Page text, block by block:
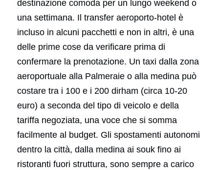
destinazione comoda per un lungo weekend o
una settimana. Il transfer aeroporto-hotel è
incluso in alcuni pacchetti e non in altri, è una
delle prime cose da verificare prima di
confermare la prenotazione. Un taxi dalla zona
aeroportuale alla Palmeraie o alla medina può
costare tra i 100 e i 200 dirham (circa 10-20
euro) a seconda del tipo di veicolo e della
tariffa negoziata, una voce che si somma
facilmente al budget. Gli spostamenti autonomi
dentro la città, dalla medina ai souk fino ai
ristoranti fuori struttura, sono sempre a carico